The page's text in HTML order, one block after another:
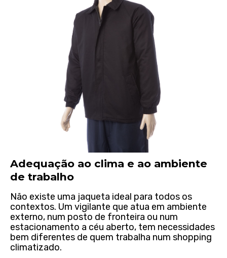
Adequação ao clima e ao ambiente
de trabalho
Não existe uma jaqueta ideal para todos os
contextos. Um vigilante que atua em ambiente
externo, num posto de fronteira ou num
estacionamento a céu aberto, tem necessidades
bem diferentes de quem trabalha num shopping
climatizado.